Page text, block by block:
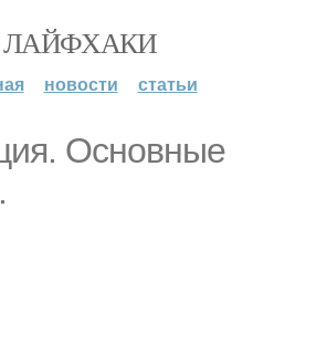
ЛАЙФХАКИ
новости статьи
Основные